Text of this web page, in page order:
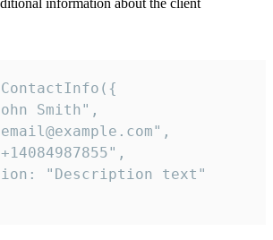
information about the client
Smith",
"Description text"